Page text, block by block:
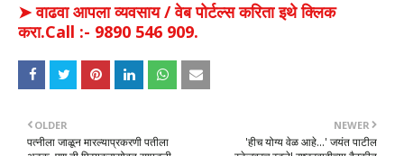
➤ वाढवा आपला व्यवसाय / वेब पोर्टल्स करिता इथे क्लिक
करा.Call :- 9890 546 909.
NEWER
'हीच योग्य वेळ आहे...' जयंत पाटील
OLDER
पत्नीला जाळून मारल्याप्रकरणी पतीला